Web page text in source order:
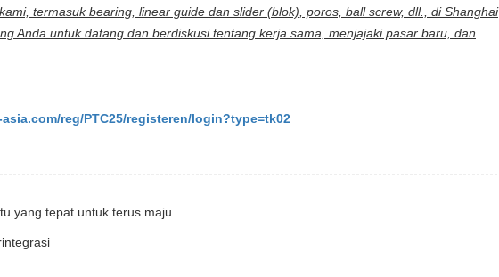
termasuk bearing, linear guide dan slider (blok), poros, ball screw, dll., di Shanghai
Anda untuk datang dan berdiskusi tentang kerja sama, menjajaki pasar baru, dan
reg/PTC25/registeren/login?type=tk02
yang tepat untuk terus maju